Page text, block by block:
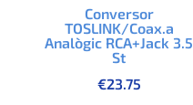
Conversor
TOSLINK/Coax.a
Analògic RCA+Jack 3.5
St
€23.75